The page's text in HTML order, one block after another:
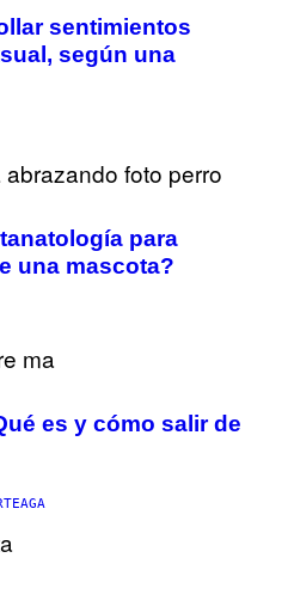
sentimientos
según una
para
una mascota?
es y cómo salir de